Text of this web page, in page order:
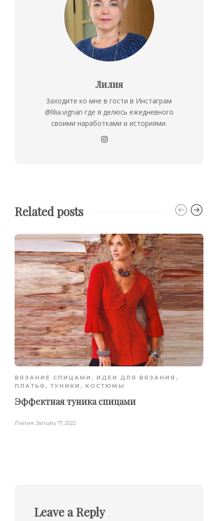
Лилия
Заходите ко мне в гости в Инстаграм
@lilia.vignan где я делюсь ежедневного
своими наработками и историями.
Related posts
ВЯЗАНИЕ СПИЦАМИ , ИДЕИ ДЛЯ ВЯЗАНИЯ ,
ПЛАТЬЯ, ТУНИКИ, КОСТЮМЫ
Эффектная туника спицами
Лилия January 17, 2022
Leave a Reply